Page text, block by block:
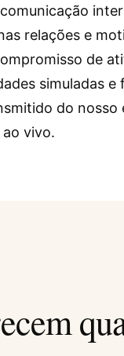
relações e
de
simuladas
do nosso
vivo.